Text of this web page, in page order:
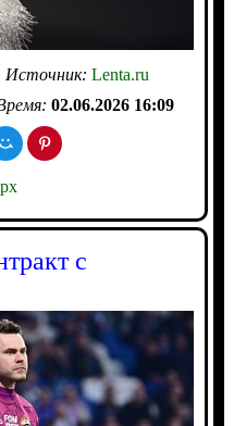
Источник: Lenta.ru
02.06.2026 16:09
с